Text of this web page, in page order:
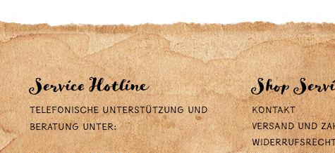
Service Hotline
Telefonische Unterstützung und
Beratung unter:
Shop
Kontakt
Versand und